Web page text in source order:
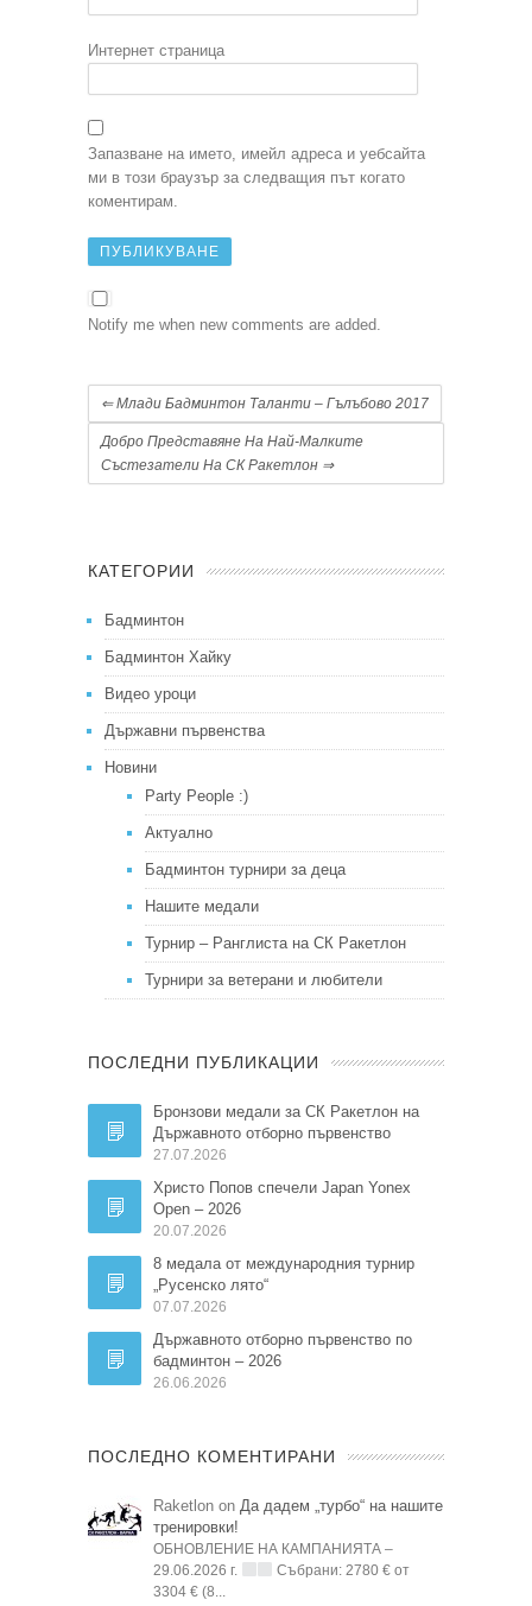
Интернет страница
Запазване на името, имейл адреса и уебсайта
ми в този браузър за следващия път когато
коментирам.
Notify me when new comments are added.
⇐Млади Бадминтон Таланти – Гълъбово 2017
Добро Представяне На Най-Малките
Състезатели На СК Ракетлон ⇒
КАТЕГОРИИ
Бадминтон
Бадминтон Хайку
Видео уроци
Държавни първенства
Новини
Party People :)
Актуално
Бадминтон турнири за деца
Нашите медали
Турнир – Ранглиста на СК Ракетлон
Турнири за ветерани и любители
ПОСЛЕДНИ ПУБЛИКАЦИИ
Бронзови медали за СК Ракетлон на
Държавното отборно първенство
27.07.2026
Христо Попов спечели Japan Yonex
Open – 2026
20.07.2026
8 медала от международния турнир
„Русенско лято“
07.07.2026
Държавното отборно първенство по
бадминтон – 2026
26.06.2026
ПОСЛЕДНО КОМЕНТИРАНИ
Raketlon on Да дадем „турбо“ на нашите
тренировки!
ОБНОВЛЕНИЕ НА КАМПАНИЯТА –
29.06.2026 г.
Събрани: 2780 € от
3304 € (8...